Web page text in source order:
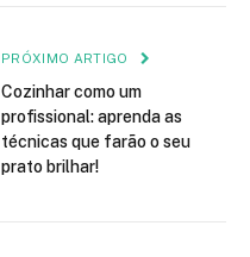
PRÓXIMO ARTIGO
Cozinhar como um
profissional: aprenda as
técnicas que farão o seu
prato brilhar!